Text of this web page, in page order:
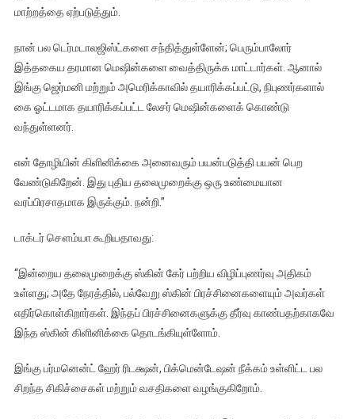
மாற்றத்தை ஏற்படுத்தும்.
நான் பல டெர்மடாலஜிஸ்ட்களை சந்தித்துள்ளேன்; பெரும்பாலோர்
இத்தகைய தரமான மெஷின்களை வைத்திருக்க மாட்டார்கள். ஆனால்
இங்கு ஜெர்மனி மற்றும் அமெரிக்காவில் தயாரிக்கப்பட்டு, நிபுணர்களால்
கை ஓட்டமாக தயாரிக்கப்பட்ட லேசர் மெஷின்களைக் கொண்டு
வந்துள்ளனர்.
என் தோழியின் கிளினிக்கை அனைவரும் பயன்படுத்தி பயன் பெற
வேண்டுகிறேன். இது புதிய தலைமுறைக்கு ஒரு உண்மையான
வரப்பிரசாதமாக இருக்கும். நன்றி.”
டாக்டர் சௌம்யா கூறியதாவது:
“இன்றைய தலைமுறைக்கு ஸ்கின் கேர் பற்றிய விழிப்புணர்வு அதிகம்
உள்ளது; அதே நேரத்தில், பல்வேறு ஸ்கின் பிரச்சினைகளையும் அவர்கள்
எதிர்கொள்கிறார்கள். இந்தப் பிரச்சினைகளுக்கு தீர்வு காண்பதற்காகவே
இந்த ஸ்கின் கிளினிக்கை தொடங்கியுள்ளோம்.
இங்கு பர்மனென்ட் ஹேர் ரிடக்ஷன், பிக்மென்டேஷன் நீக்கம் உள்ளிட்ட பல
சிறந்த சிகிச்சைகள் மற்றும் வசதிகளை வழங்குகிறோம்.